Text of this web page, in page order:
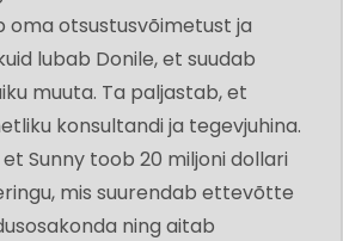
oma otsustusvõimetust ja
lubab Donile, et suudab
muuta. Ta paljastab, et
konsultandi ja tegevjuhina.
Sunny toob 20 miljoni dollari
mis suurendab ettevõtte
ning aitab